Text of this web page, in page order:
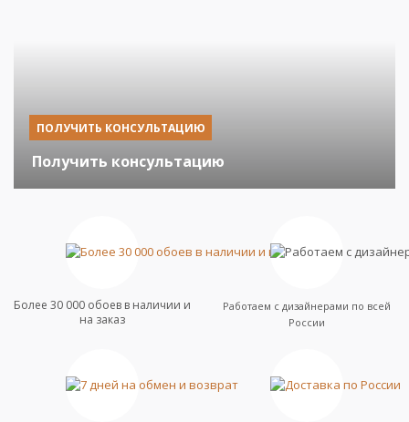
ПОЛУЧИТЬ КОНСУЛЬТАЦИЮ
Получить консультацию
Более 30 000 обоев в наличии и
на заказ
Работаем с дизайнерами по всей
России